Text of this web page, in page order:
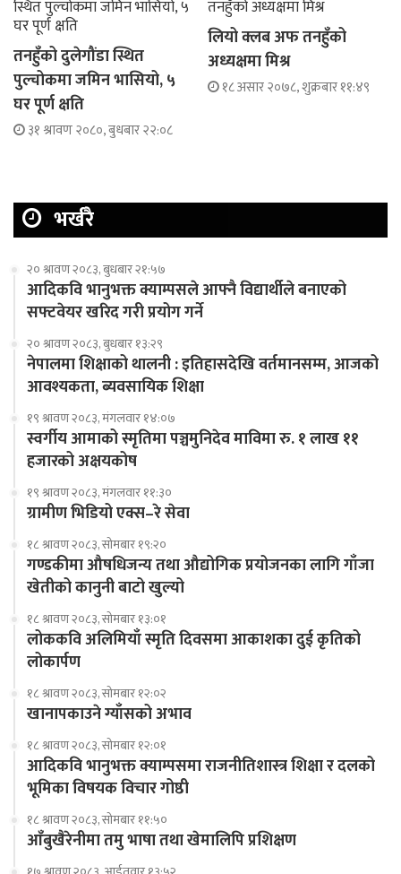
तनहुँको दुलेगौंडा स्थित
पुल्चोकमा जमिन भासियो, ५
घर पूर्ण क्षति
३१ श्रावण २०८०, बुधबार २२:०८
लियो क्लब अफ तनहुँको
अध्यक्षमा मिश्र
१८ असार २०७८, शुक्रबार ११:४९
भर्खरै
२० श्रावण २०८३, बुधबार २१:५७
आदिकवि भानुभक्त क्याम्पसले आफ्नै विद्यार्थीले बनाएको
सफ्टवेयर खरिद गरी प्रयोग गर्ने
२० श्रावण २०८३, बुधबार १३:२९
नेपालमा शिक्षाको थालनी : इतिहासदेखि वर्तमानसम्म, आजको
आवश्यकता, ब्यवसायिक शिक्षा
१९ श्रावण २०८३, मंगलवार १४:०७
स्वर्गीय आमाको स्मृतिमा पञ्चमुनिदेव माविमा रु. १ लाख ११
हजारको अक्षयकोष
१९ श्रावण २०८३, मंगलवार ११:३०
ग्रामीण भिडियो एक्स–रे सेवा
१८ श्रावण २०८३, सोमबार १९:२०
गण्डकीमा औषधिजन्य तथा औद्योगिक प्रयोजनका लागि गाँजा
खेतीको कानुनी बाटो खुल्यो
१८ श्रावण २०८३, सोमबार १३:०१
लोककवि अलिमियाँ स्मृति दिवसमा आकाशका दुई कृतिको
लोकार्पण
१८ श्रावण २०८३, सोमबार १२:०२
खानापकाउने ग्याँसको अभाव
१८ श्रावण २०८३, सोमबार १२:०१
आदिकवि भानुभक्त क्याम्पसमा राजनीतिशास्त्र शिक्षा र दलको
भूमिका विषयक विचार गोष्ठी
१८ श्रावण २०८३, सोमबार ११:५०
आँबुखैरेनीमा तमु भाषा तथा खेमालिपि प्रशिक्षण